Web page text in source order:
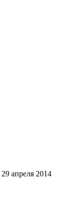
29 апреля 2014